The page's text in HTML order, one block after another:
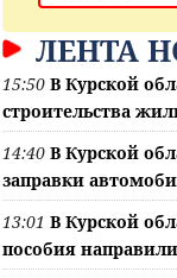
ЛЕНТА
15:50 В Курской
строительства
14:40 В Курской
заправки
13:01 В Курской
пособия